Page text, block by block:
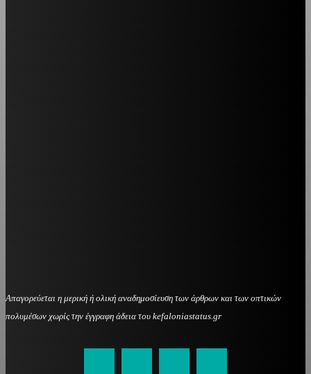
Απαγορεύεται η μερική ή ολική αναδημοσίευση των άρθρων και των οπτικών
πολυμέσων χωρίς την έγγραφη άδεια του kefaloniastatus.gr